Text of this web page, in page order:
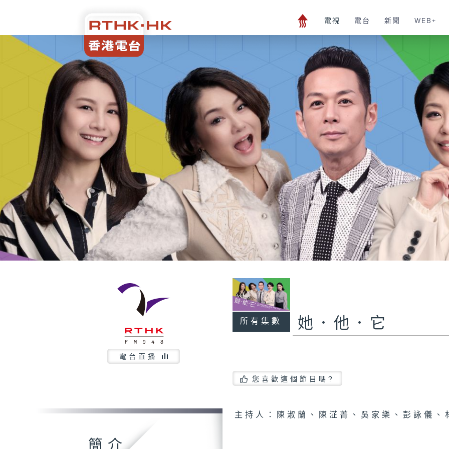
電視 電台 新聞 WEB+
電台直播
所有集數 她．他．它
您喜歡這個節目嗎?
簡介
主持人：陳淑蘭、陳淽菁、吳家樂、彭詠儀、